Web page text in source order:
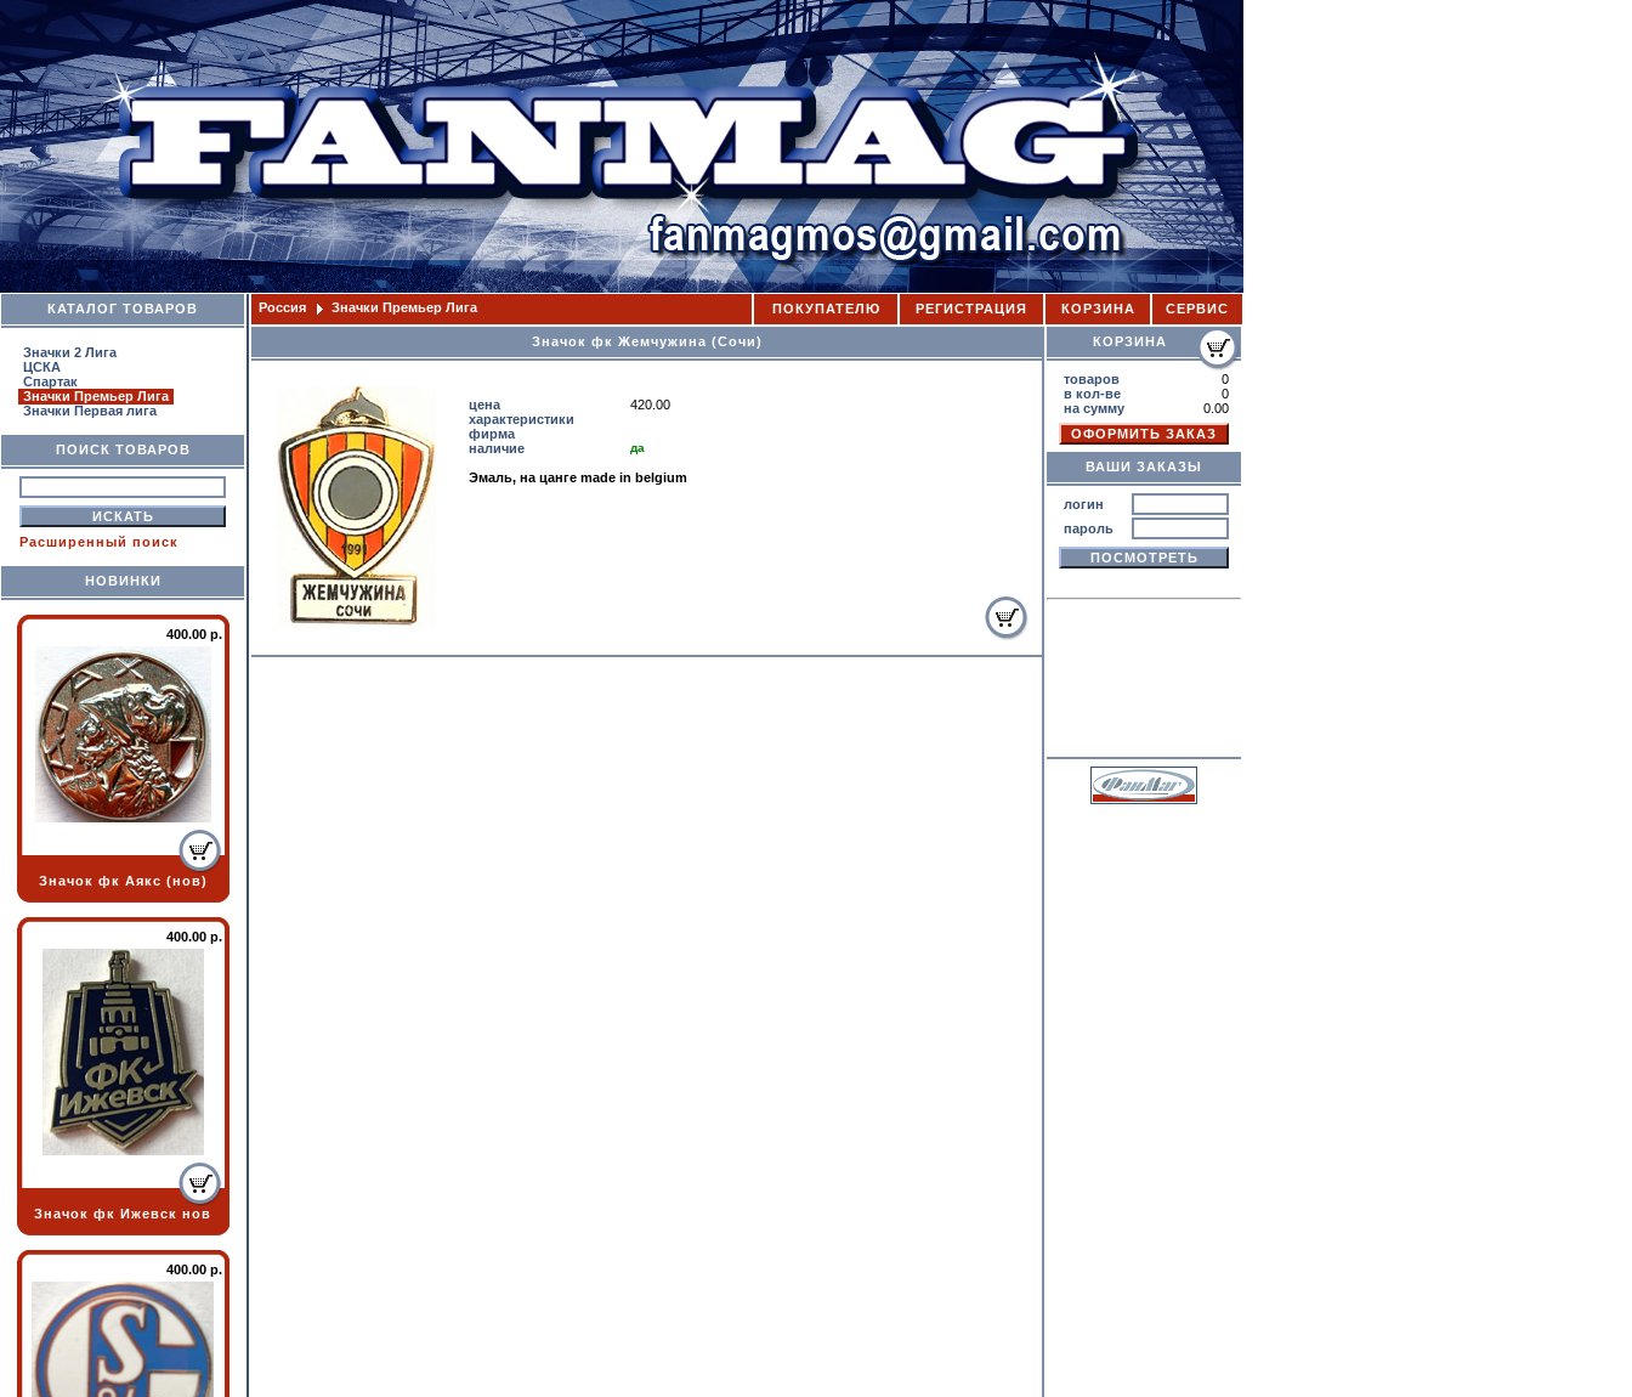
КАТАЛОГ ТОВАРОВ
Значки 2 Лига
ЦСКА
Спартак
Значки Премьер Лига
Значки Первая лига
ПОИСК ТОВАРОВ
Расширенный поиск
НОВИНКИ
400.00 р.
Значок фк Аякс (нов)
400.00 р.
Значок фк Ижевск нов
400.00 р.
Россия Значки Премьер Лига ПОКУПАТЕЛЮ РЕГИСТРАЦИЯ КОРЗИНА СЕРВИС
Значок фк Жемчужина (Сочи)
цена
420.00
характеристики
фирма
наличие
да
Эмаль, на цанге made in belgium
КОРЗИНА
товаров
0
в кол-ве
0
на сумму
0.00
ВАШИ ЗАКАЗЫ
логин
пароль